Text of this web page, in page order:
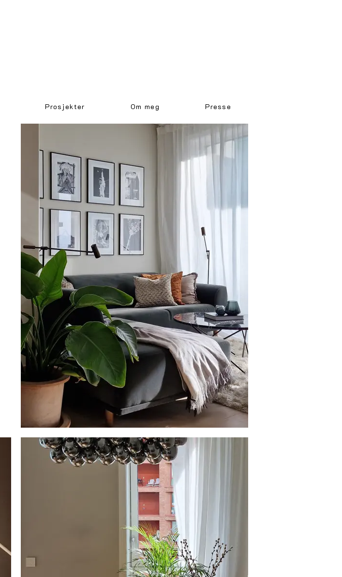
Prosjekter Om meg Presse